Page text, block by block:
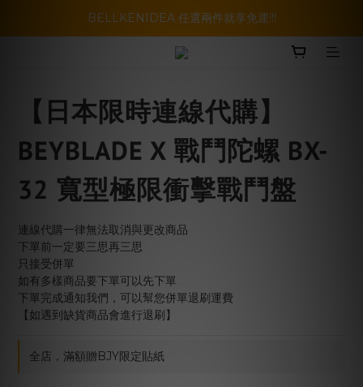
暑假活動登場!! SBG套裝超級優惠價，兩套以上再享免運哦!!
BELLKENIDEA 任選兩件就享免運!!!
暑假活動登場!! SBG套裝超級優惠價，兩套以上再享免運哦!!
【日本限時連線代購】
BEYBLADE X 戰鬥陀螺 BX-
32 寬型極限衝擊戰鬥盤
連線代購一律無法取消與更改商品
下單前一定要三思再三思
只接受併單
如有多樣商品要下單可以先下單
下單完成通知我們，可以幫您併單退刷運費
【如遇到缺貨商品會進行退刷】
全店，滿額贈BJY限定貼紙